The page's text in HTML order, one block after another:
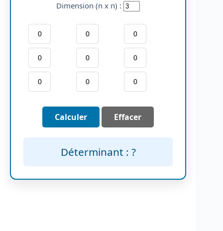
Dimension (n x n) :
Calculer Effacer
Déterminant : ?